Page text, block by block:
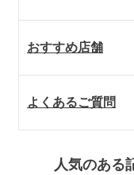
おすすめ店舗
よくあるご質問
人気のある